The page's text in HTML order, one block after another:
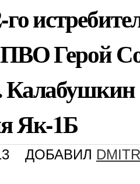
Герой
Як-1Б
ДОБАВИЛ